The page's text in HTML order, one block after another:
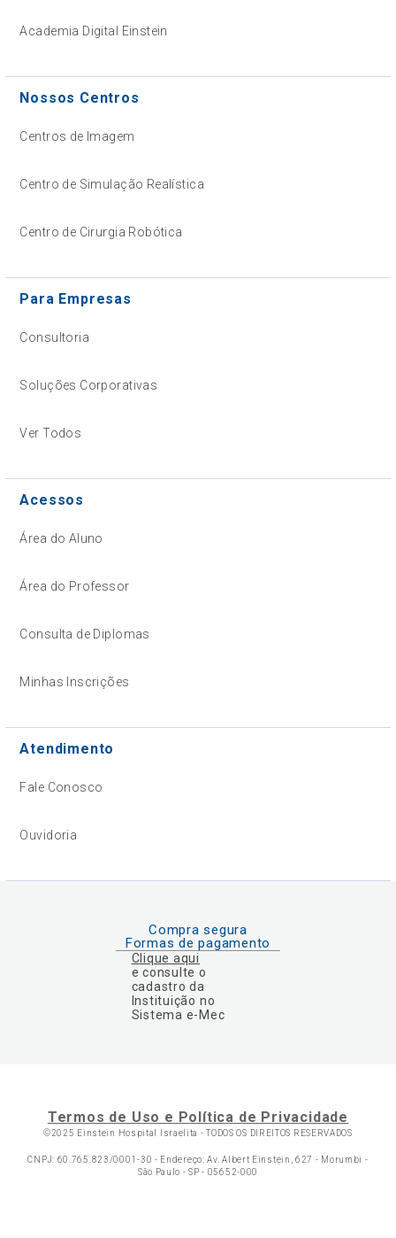
Academia Digital Einstein
Nossos Centros
Centros de Imagem
Centro de Simulação Realística
Centro de Cirurgia Robótica
Para Empresas
Consultoria
Soluções Corporativas
Ver Todos
Acessos
Área do Aluno
Área do Professor
Consulta de Diplomas
Minhas Inscrições
Atendimento
Fale Conosco
Ouvidoria
Compra segura
Formas de pagamento
Clique aqui
e consulte o
cadastro da
Instituição no
Sistema e-Mec
Termos de Uso e Política de Privacidade
©2025 Einstein Hospital Israelita -TODOS OS DIREITOS RESERVADOS
CNPJ: 60.765.823/0001-30 - Endereço: Av. Albert Einstein, 627 - Morumbi -
São Paulo - SP - 05652-000